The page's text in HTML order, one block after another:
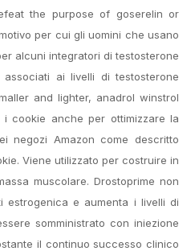
the purpose of goserelin or
per cui gli uomini che usano
alcuni integratori di testosterone
ai livelli di testosterone
and lighter, anadrol winstrol
cookie anche per ottimizzare la
negozi Amazon come descritto
Viene utilizzato per costruire in
muscolare. Drostoprime non
estrogenica e aumenta i livelli di
somministrato con iniezione
il continuo successo clinico